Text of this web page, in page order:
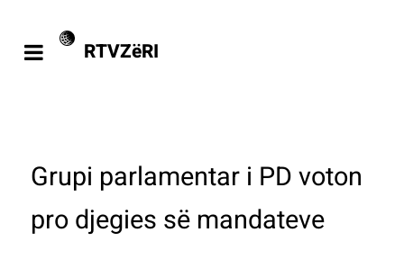
RTVZëRI
Grupi parlamentar i PD voton
pro djegies së mandateve